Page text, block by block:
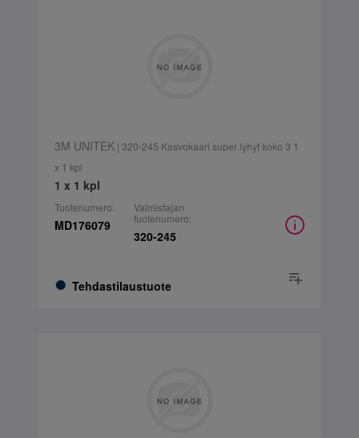
3M UNITEK| 320-245 Kasvokaari super lyhyt koko 3 1
x 1 kpl
1 x 1 kpl
Tuotenumero:
MD176079
Tehdastilaustuote
Valmistajan
tuotenumero:
320-245